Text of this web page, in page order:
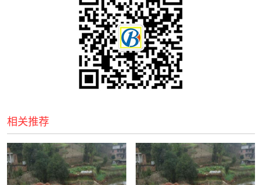
相关推荐